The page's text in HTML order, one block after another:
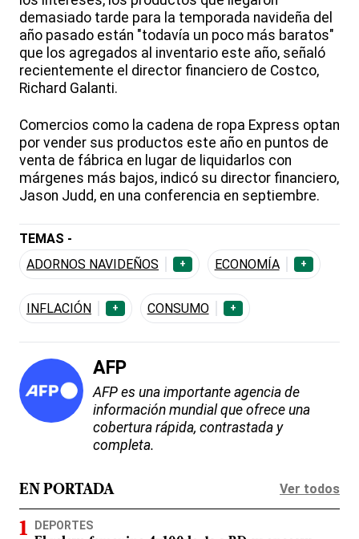
demasiado tarde para la temporada navideña del
año pasado están "todavía un poco más baratos"
que los agregados al inventario este año, señaló
recientemente el director financiero de Costco,
Richard Galanti.
Comercios como la cadena de ropa Express optan
por vender sus productos este año en puntos de
venta de fábrica en lugar de liquidarlos con
márgenes más bajos, indicó su director financiero,
Jason Judd, en una conferencia en septiembre.
TEMAS -
ADORNOS NAVIDEÑOS
+ ECONOMÍA +
INFLACIÓN + CONSUMO +
AFP
AFP es una importante agencia de
información mundial que ofrece una
cobertura rápida, contrastada y
completa.
EN PORTADA Ver todos
DEPORTES